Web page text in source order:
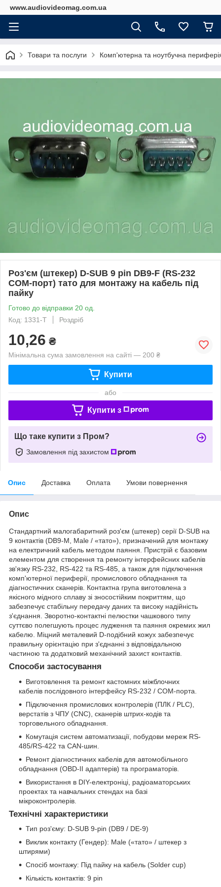
www.audiovideomag.com.ua
Товари та послуги Комп'ютерна та ноутбучна
Роз'єм (штекер) D-SUB 9 pin DB9-F (RS-232
COM-порт) тато для монтажу на кабель під
пайку
Готово до відправки 20 од.
Код: 1331-Т
Роздріб
10,26 ₴
Мінімальна сума замовлення на сайті — 200 ₴
Купити
або
Купити з
Що таке купити з Пром?
Замовлення під захистом
Опис Доставка Оплата Умови повернення
Опис
Стандартний малогабаритний роз'єм (штекер) серії D-SUB на
9 контактів (DB9-M, Male / «тато»), призначений для монтажу
на електричний кабель методом паяння. Пристрій є базовим
елементом для створення та ремонту інтерфейсних кабелів
зв'язку RS-232, RS-422 та RS-485, а також для підключення
комп'ютерної периферії, промислового обладнання та
діагностичних сканерів. Контактна група виготовлена з
якісного мідного сплаву зі зносостійким покриттям, що
забезпечує стабільну передачу даних та високу надійність
з'єднання. Зворотно-контактні пелюстки чашкового типу
суттєво полегшують процес лудження та паяння окремих жил
кабелю. Міцний металевий D-подібний кожух забезпечує
правильну орієнтацію при з'єднанні з відповідальною
частиною та додатковий механічний захист контактів.
Способи застосування
Виготовлення та ремонт кастомних міжблочних
кабелів послідовного інтерфейсу RS-232 / COM-порта.
Підключення промислових контролерів (ПЛК / PLC),
верстатів з ЧПУ (CNC), сканерів штрих-кодів та
торговельного обладнання.
Комутація систем автоматизації, побудови мереж RS-
485/RS-422 та CAN-шин.
Ремонт діагностичних кабелів для автомобільного
обладнання (OBD-II адаптерів) та програматорів.
Використання в DIY-електроніці, радіоаматорських
проектах та навчальних стендах на базі
мікроконтролерів.
Технічні характеристики
Тип роз'єму: D-SUB 9-pin (DB9 / DE-9)
Виклик контакту (Гендер): Male («тато» / штекер з
штирями)
Спосіб монтажу: Під пайку на кабель (Solder cup)
Кількість контактів: 9 pin